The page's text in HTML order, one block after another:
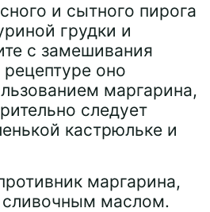
и сытного пирога
грудки и
с замешивания
оно
маргарина,
следует
кастрюльке и
маргарина,
сливочным маслом.